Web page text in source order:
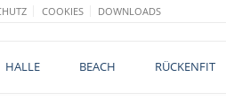
COOKIES
DOWNLOADS
HALLE BEACH RÜCKENFIT